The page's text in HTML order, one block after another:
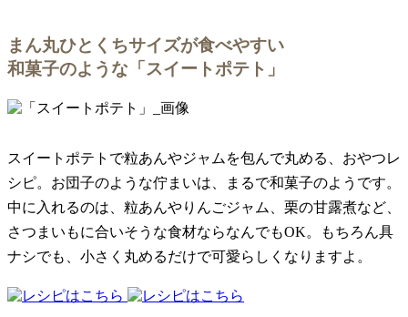
まん丸ひとくちサイズが食べやすい
和菓子のような「スイートポテト」
スイートポテトで粒あんやジャムを包んで丸める、おやつレ
シピ。お団子のような佇まいは、まるで和菓子のようです。
中に入れるのは、粒あんやりんごジャム、栗の甘露煮など、
さつまいもに合いそうな食材ならなんでもOK。もちろん具
ナシでも、小さく丸めるだけで可愛らしくなりますよ。